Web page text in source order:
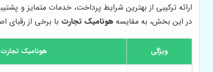
ارائه ترکیبی از بهترین شرایط پرداخت، خدمات متمایز و
در این بخش، به مقایسه هونامیک تجارت با برخی از رقبای
ویژگی هونامیک تجارت